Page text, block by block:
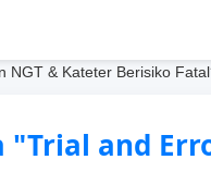
& Kateter Berisiko
"Trial and